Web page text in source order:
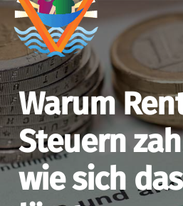
Warum
Steuern
wie sich